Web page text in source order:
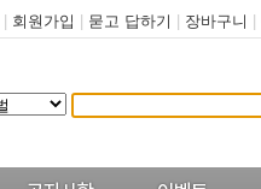
회원가입 묻고 답하기 장바구니